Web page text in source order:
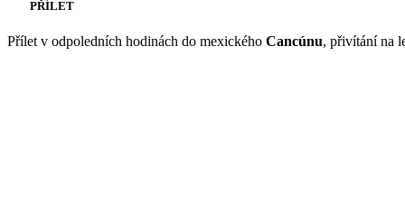
PŘÍLET
Přílet v odpoledních hodinách do mexického Cancúnu, přivítání na